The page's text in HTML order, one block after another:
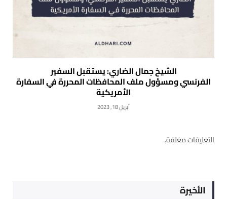
الشيخ جمال الضاري: يستقبل السفير
الفرنسي ومسؤول ملف المحافظات المحررة في السفارة
الأمريكية
أبريل 18, 2023
التعليقات مغلقة.
الأخيرة